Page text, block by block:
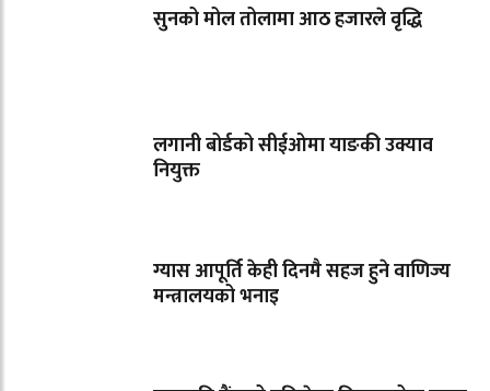
सुनको मोल तोलामा आठ हजारले वृद्धि
लगानी बोर्डको सीईओमा याङकी उक्याव
नियुक्त
ग्यास आपूर्ति केही दिनमै सहज हुने वाणिज्य
मन्त्रालयको भनाइ